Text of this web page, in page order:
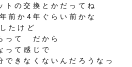
トの交換とかだってね
前か4年ぐらい前かな
たけど
って だから
って感じで
できなくないんだろうなっ